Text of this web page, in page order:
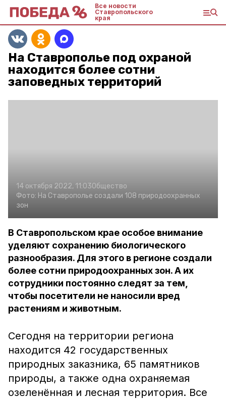
Все новости
Ставропольского
края
На Ставрополье под охраной
находится более сотни
заповедных территорий
14 октября 2022, 11:03Общество
Фото: На Ставрополье создали 108 природоохранных
зон
В Ставропольском крае особое внимание
уделяют сохранению биологического
разнообразия. Для этого в регионе создали
более сотни природоохранных зон. А их
сотрудники постоянно следят за тем,
чтобы посетители не наносили вред
растениям и животным.
Сегодня на территории региона
находится 42 государственных
природных заказника, 65 памятников
природы, а также одна охраняемая
озеленённая и лесная территория. Все